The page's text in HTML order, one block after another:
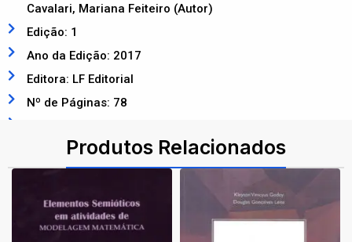
Cavalari, Mariana Feiteiro (Autor)
Edição: 1
Ano da Edição: 2017
Editora: LF Editorial
Nº de Páginas: 78
Produtos Relacionados